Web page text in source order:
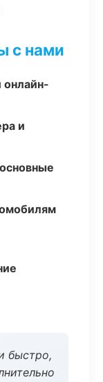
с нами
онлайн-
и
быстро,